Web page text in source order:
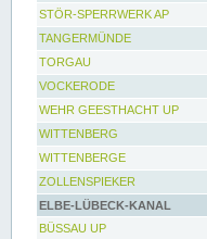
STÖR-SPERRWERK AP
TANGERMÜNDE
TORGAU
VOCKERODE
WEHR GEESTHACHT UP
WITTENBERG
WITTENBERGE
ZOLLENSPIEKER
ELBE-LÜBECK-KANAL
BÜSSAU UP